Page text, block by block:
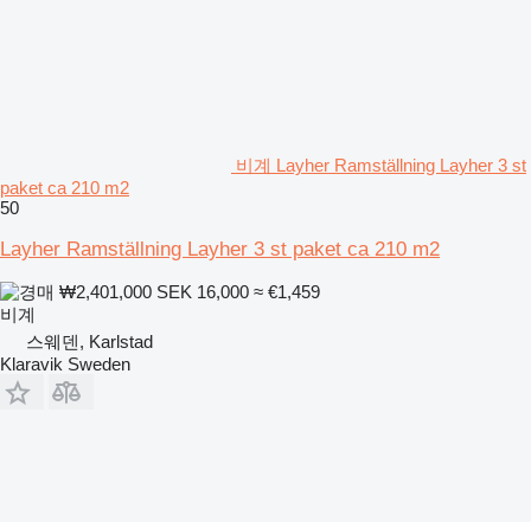
비계 Layher Ramställning Layher 3 st
paket ca 210 m2
50
Layher Ramställning Layher 3 st paket ca 210 m2
₩2,401,000 SEK 16,000 ≈ €1,459
비계
스웨덴, Karlstad
Klaravik Sweden